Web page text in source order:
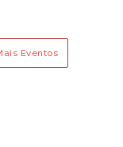
Eventos